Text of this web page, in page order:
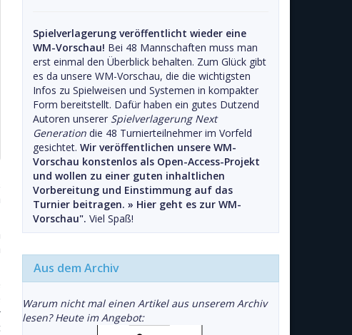
Spielverlagerung veröffentlicht wieder eine
WM-Vorschau! Bei 48 Mannschaften muss man
erst einmal den Überblick behalten. Zum Glück gibt
es da unsere WM-Vorschau, die die wichtigsten
Infos zu Spielweisen und Systemen in kompakter
Form bereitstellt. Dafür haben ein gutes Dutzend
Autoren unserer Spielverlagerung Next
Generation die 48 Turnierteilnehmer im Vorfeld
gesichtet. Wir veröffentlichen unsere WM-
Vorschau konstenlos als Open-Access-Projekt
und wollen zu einer guten inhaltlichen
Vorbereitung und Einstimmung auf das
Turnier beitragen. » Hier geht es zur WM-
Vorschau". Viel Spaß!
Aus dem Archiv
Warum nicht mal einen Artikel aus unserem Archiv
lesen? Heute im Angebot: